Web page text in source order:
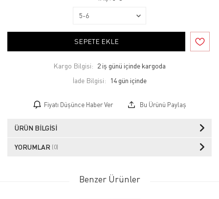
SEPETE EKLE
Kargo Bilgisi: 2 iş günü içinde kargoda
İade Bilgisi:
Fiyatı Düşünce Haber Ver Bu Ürünü Paylaş
ÜRÜN BILGISI
YORUMLAR (0)
Benzer Ürünler